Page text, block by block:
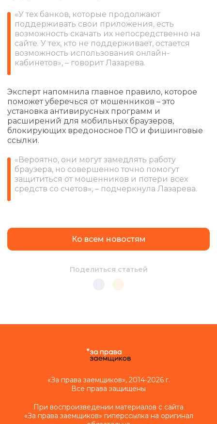
«У тех банков, которые продолжают
поддерживать свои приложения, есть
возможность скачать их непосредственно на
сайте. У тех, кто не поддерживает, остается
возможность использования онлайн-
кабинетов», – говорит Лазарева.
Эксперт напомнила главное правило, которое
поможет уберечься от мошенников – это
установка антивирусных программ и
расширений для мобильных браузеров,
блокирующих вредоносное ПО и фишинговые
ссылки.
«Вероятно, они могут замедлять работу
браузера, но совершенно точно помогут
защититься от мошенников и потери всех
средств со счетов», – подчеркнула Лазарева.
Ко всем новостям
Поделиться статьей
«За права заемщиков», 2014-2026 г.
Все права защищены
При воспроизведении материалов с сайта
«За права заемщиков» гиперссылка на оригинал